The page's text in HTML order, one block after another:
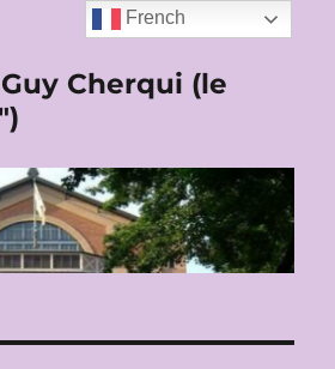
Cherqui (le
French